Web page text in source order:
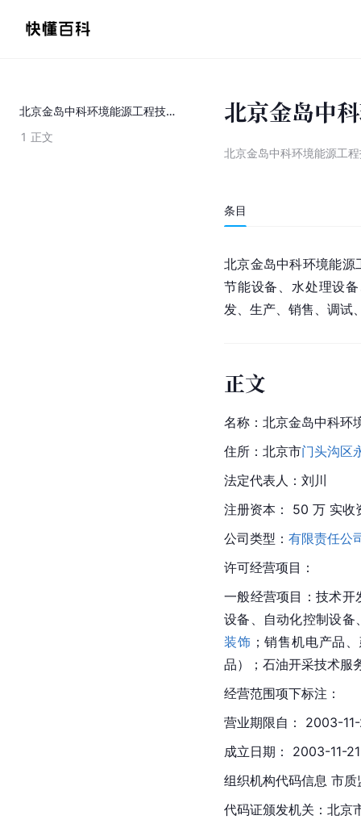
北京金岛中科环境能源工程技术有限公司
1 正文
北京金岛中
北京金岛中科环境能源工
条目
北京金岛中科环境能源
节能设备、水处理设
发、生产、销售、调试
正文
名称：北京金岛中科环
住所： 北京市门头沟区
法定代表人：刘川
注册资本： 50 万 实收
公司类型： 有限责任公
许可经营项目：
一般经营项目：技术开
设备、自动化控制设备
装饰 ；销售机电产品
品）；石油开采技术服
经营范围项下标注：
营业期限自： 2003-
成立日期： 2003-11-
组织机构代码信息 市
代码证颁发机关： 北京